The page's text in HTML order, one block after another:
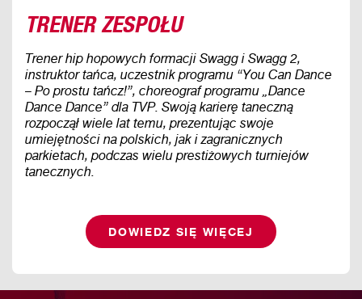
TRENER ZESPOŁU
Trener hip hopowych formacji Swagg i Swagg 2,
instruktor tańca, uczestnik programu “You Can Dance
– Po prostu tańcz!”, choreograf programu „Dance
Dance Dance” dla TVP. Swoją karierę taneczną
rozpoczął wiele lat temu, prezentując swoje
umiejętności na polskich, jak i zagranicznych
parkietach, podczas wielu prestiżowych turniejów
tanecznych.
DOWIEDZ SIĘ WIĘCEJ